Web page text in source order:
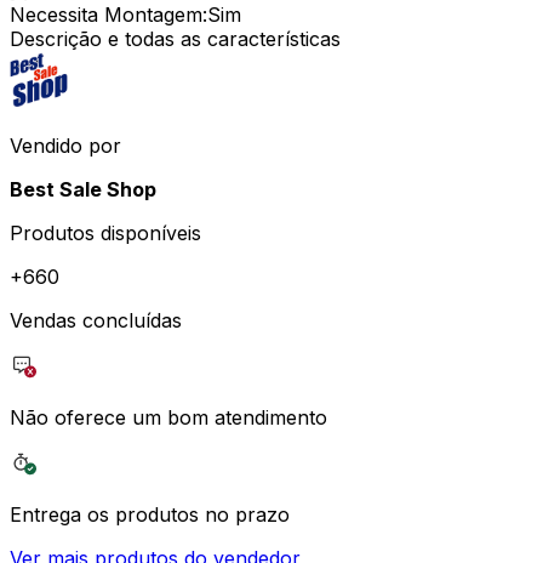
Necessita Montagem:Sim
Descrição e todas as características
Vendido por
Best Sale Shop
Produtos disponíveis
+660
Vendas concluídas
Não oferece um bom atendimento
Entrega os produtos no prazo
Ver mais produtos do vendedor